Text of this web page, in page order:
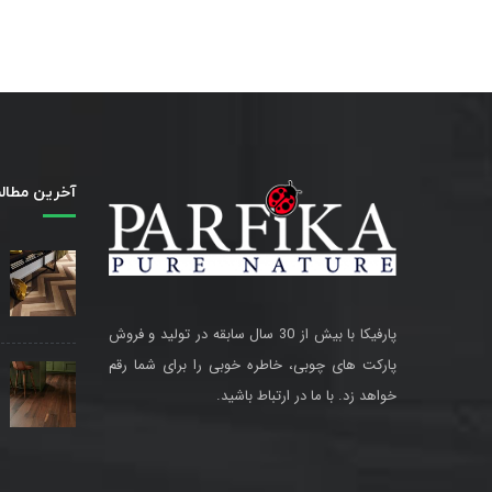
پارفیکا با بیش از 30 سال سابقه در تولید و فروش
پارکت های چوبی، خاطره خوبی را برای شما رقم
خواهد زد. با ما در ارتباط باشید.
آخرین